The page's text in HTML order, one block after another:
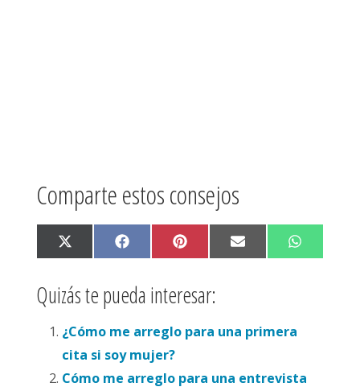
Comparte estos consejos
X
(
w
i
t
e
r
)
F
a
e
b
o
k
P
i
e
e
s
E
m
W
h
Quizás te pueda interesar:
¿Cómo me arreglo para una primera
cita si soy mujer?
Cómo me arreglo para una entrevista